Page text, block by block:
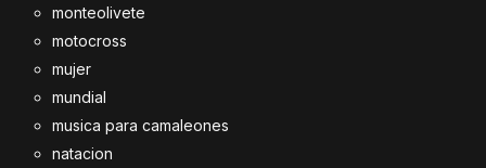
monteolivete
motocross
mujer
mundial
musica para camaleones
natacion